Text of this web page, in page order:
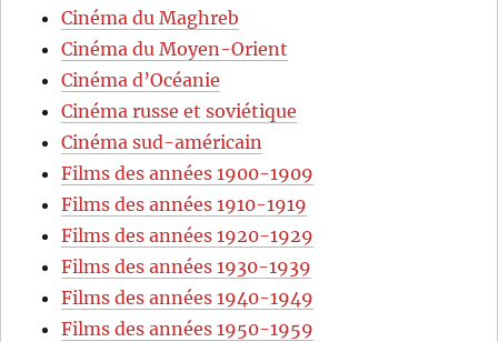
Cinéma du Maghreb
Cinéma du Moyen-Orient
Cinéma d’Océanie
Cinéma russe et soviétique
Cinéma sud-américain
Films des années 1900-1909
Films des années 1910-1919
Films des années 1920-1929
Films des années 1930-1939
Films des années 1940-1949
Films des années 1950-1959